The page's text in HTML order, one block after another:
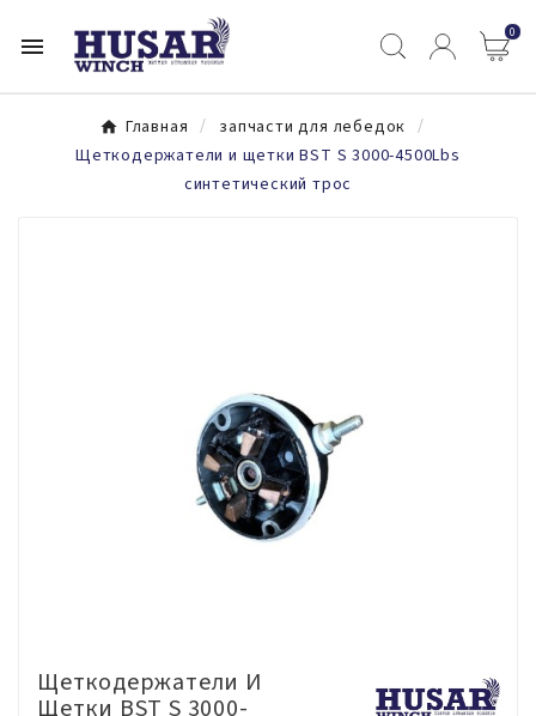
 0
Главная
запчасти для лебедок
Щеткодержатели и щетки BST S 3000-4500Lbs
синтетический трос
Щеткодержатели И
Щетки BST S 3000-